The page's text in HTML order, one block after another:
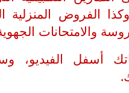
الفروض
والامتحانات
أسفل الفيديو،